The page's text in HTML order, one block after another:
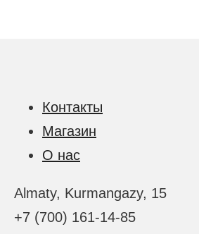
Контакты
Магазин
О нас
Almaty, Kurmangazy, 15
+7 (700) 161-14-85